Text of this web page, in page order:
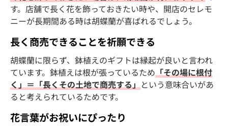
す。店舗で長く花を飾っておきたい時や、開店のセレモ
ニーが長期間ある時は胡蝶蘭が喜ばれるでしょう。
長く商売できることを祈願できる
胡蝶蘭に限らず、鉢植えのギフトは縁起が良いと言われ
ています。鉢植えは根が張っているため「その場に根付
く」＝「長くその土地で商売する」という意味合いがあ
ると考えられているためです。
花言葉がお祝いにぴったり